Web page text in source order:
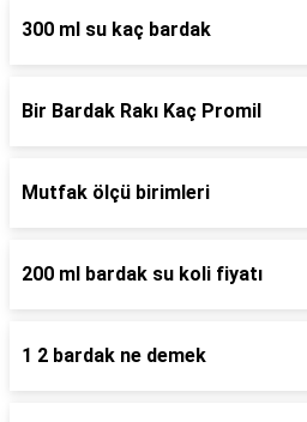
300 ml su kaç bardak
Bir Bardak Rakı Kaç Promil
Mutfak ölçü birimleri
200 ml bardak su koli fiyatı
1 2 bardak ne demek